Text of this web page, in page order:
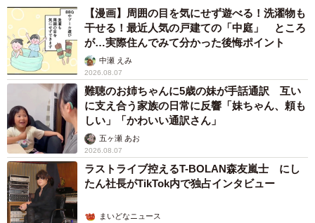
【漫画】周囲の目を気にせず遊べる！洗濯物も
干せる！最近人気の戸建ての「中庭」 ところ
が…実際住んでみて分かった後悔ポイント
中瀬 えみ
2026.08.07
難聴のお姉ちゃんに5歳の妹が手話通訳 互い
に支え合う家族の日常に反響「妹ちゃん、頼も
しい」「かわいい通訳さん」
五ヶ瀬 あお
2026.08.07
ラストライブ控えるT-BOLAN森友嵐士 にし
たん社長がTikTok内で独占インタビュー
まいどなニュース